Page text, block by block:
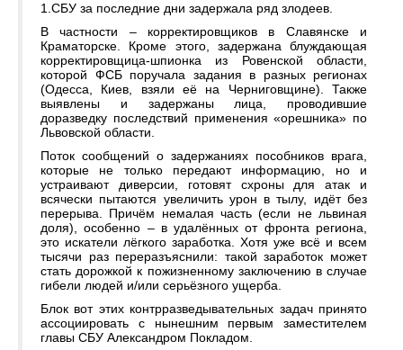
1.СБУ за последние дни задержала ряд злодеев.
В частности – корректировщиков в Славянске и
Краматорске. Кроме этого, задержана блуждающая
корректировщица-шпионка из Ровенской области,
которой ФСБ поручала задания в разных регионах
(Одесса, Киев, взяли её на Черниговщине). Также
выявлены и задержаны лица, проводившие
доразведку последствий применения «орешника» по
Львовской области.
Поток сообщений о задержаниях пособников врага,
которые не только передают информацию, но и
устраивают диверсии, готовят схроны для атак и
всячески пытаются увеличить урон в тылу, идёт без
перерыва. Причём немалая часть (если не львиная
доля), особенно – в удалённых от фронта региона,
это искатели лёгкого заработка. Хотя уже всё и всем
тысячи раз переразъяснили: такой заработок может
стать дорожкой к пожизненному заключению в случае
гибели людей и/или серьёзного ущерба.
Блок вот этих контрразведывательных задач принято
ассоциировать с нынешним первым заместителем
главы СБУ Александром Покладом.